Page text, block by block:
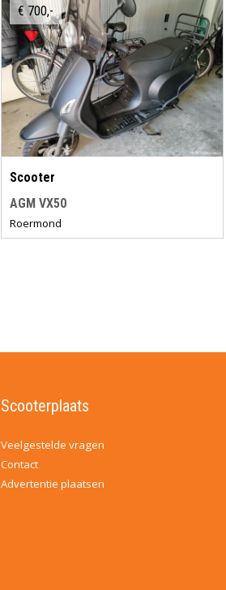
€ 700,-
Scooter
AGM VX50
Roermond
Scooterplaats
Veelgestelde vragen
Contact
Advertentie plaatsen